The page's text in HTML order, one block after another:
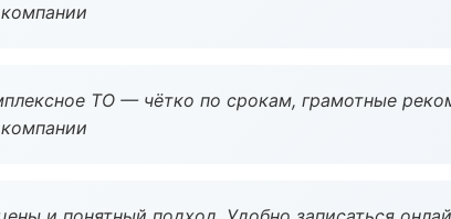
ТО — чётко по срокам, грамотные